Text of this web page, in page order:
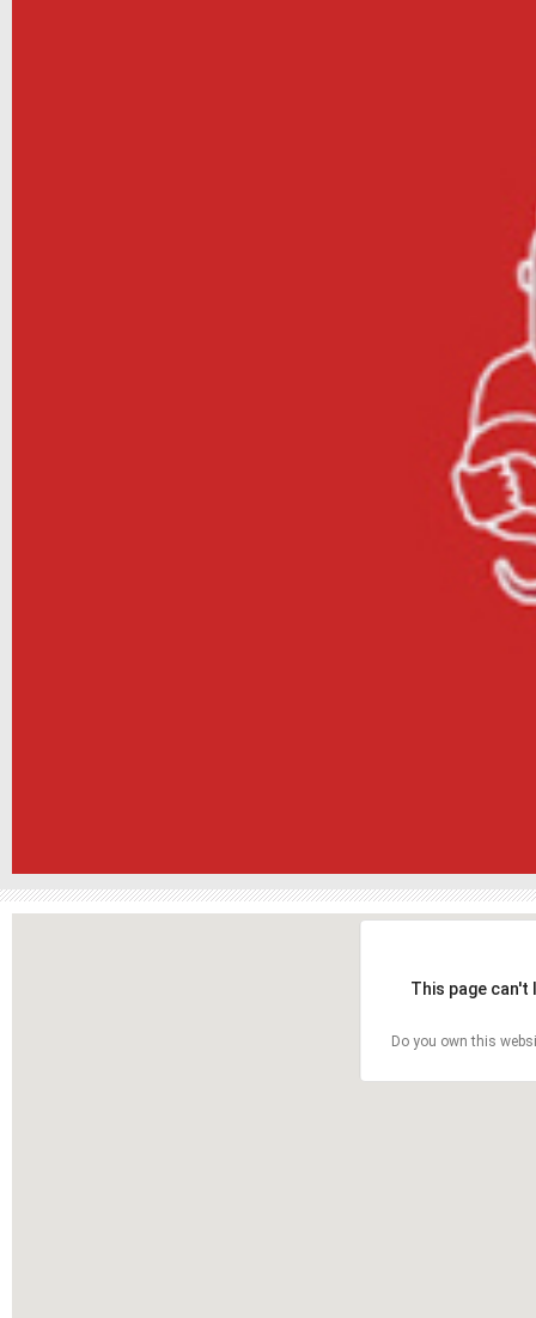
This page
Do you own this